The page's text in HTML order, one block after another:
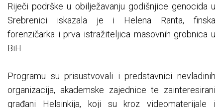
Riječi podrške u obilježavanju godišnjice genocida u
Srebrenici iskazala je i Helena Ranta, finska
forenzičarka i prva istražiteljica masovnih grobnica u
BiH.
Programu su prisustvovali i predstavnici nevladinih
organizacija, akademske zajednice te zainteresirani
građani Helsinkija, koji su kroz videomaterijale i